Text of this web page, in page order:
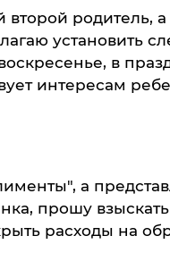
второй родитель,
установить
в
интересам
а
прошу
расходы на